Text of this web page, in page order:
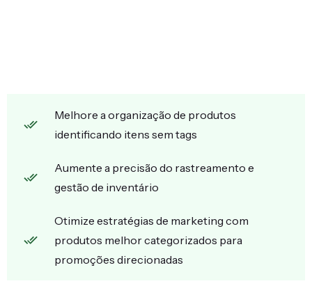
Melhore a organização de produtos
identificando itens sem tags
Aumente a precisão do rastreamento e
gestão de inventário
Otimize estratégias de marketing com
produtos melhor categorizados para
promoções direcionadas